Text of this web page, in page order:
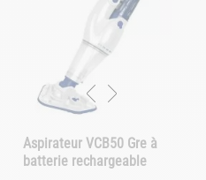
Aspirateur VCB50 Gre à
batterie rechargeable